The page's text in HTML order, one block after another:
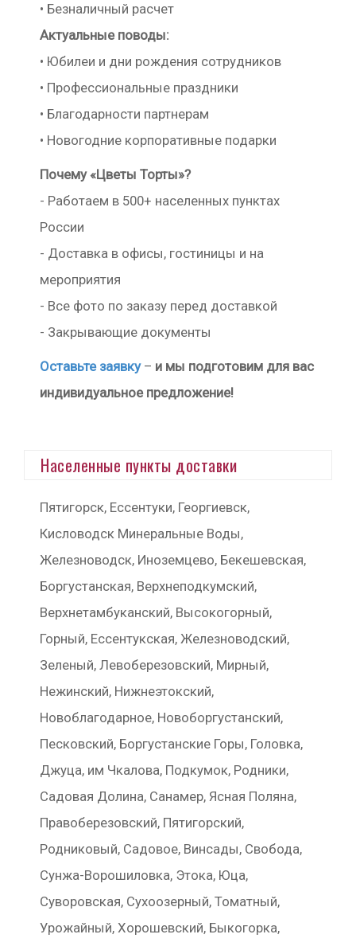
• Безналичный расчет
Актуальные поводы:
• Юбилеи и дни рождения сотрудников
• Профессиональные праздники
• Благодарности партнерам
• Новогодние корпоративные подарки
Почему «Цветы Торты»?
- Работаем в 500+ населенных пунктах
России
- Доставка в офисы, гостиницы и на
мероприятия
- Все фото по заказу перед доставкой
- Закрывающие документы
Оставьте заявку– и мы подготовим для вас
индивидуальное предложение!
Населенные пункты доставки
Пятигорск, Ессентуки, Георгиевск,
Кисловодск Минеральные Воды,
Железноводск, Иноземцево, Бекешевская,
Боргустанская, Верхнеподкумский,
Верхнетамбуканский, Высокогорный,
Горный, Ессентукская, Железноводский,
Зеленый, Левоберезовский, Мирный,
Нежинский, Нижнеэтокский,
Новоблагодарное, Новоборгустанский,
Песковский, Боргустанские Горы, Головка,
Джуца, им Чкалова, Подкумок, Родники,
Садовая Долина, Санамер, Ясная Поляна,
Правоберезовский, Пятигорский,
Родниковый, Садовое, Винсады, Свобода,
Сунжа-Ворошиловка, Этока, Юца,
Суворовская, Сухоозерный, Томатный,
Урожайный, Хорошевский, Быкогорка,